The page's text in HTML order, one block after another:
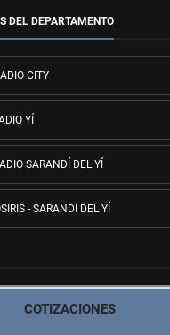
DEL DEPARTAMENTO
CITY
YÍ
SARANDÍ DEL YÍ
- SARANDÍ DEL YÍ
COTIZACIONES